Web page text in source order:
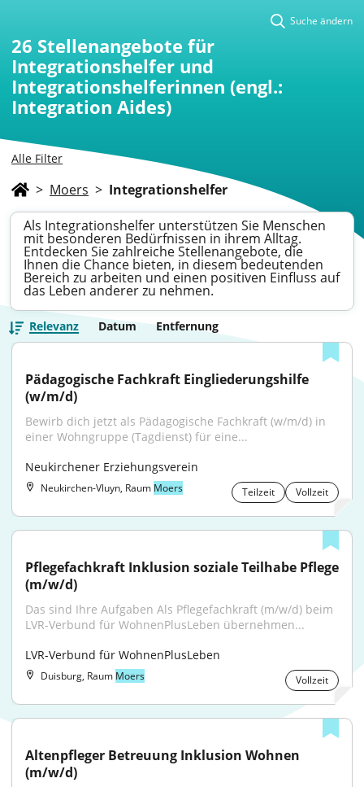
Alle Filter
Suche ändern
26 Stellenangebote für
Integrationshelfer und
Integrationshelferinnen (engl.:
Integration Aides)
> Moers > Integrationshelfer
Als Integrationshelfer unterstützen Sie Menschen
mit besonderen Bedürfnissen in ihrem Alltag.
Entdecken Sie zahlreiche Stellenangebote, die
Ihnen die Chance bieten, in diesem bedeutenden
Bereich zu arbeiten und einen positiven Einfluss auf
das Leben anderer zu nehmen.
Relevanz Datum Entfernung
Pädagogische Fachkraft Eingliederungshilfe
(w/m/d)
Bewirb dich jetzt als Pädagogische Fachkraft (w/m/d) in
einer Wohngruppe (Tagdienst) für eine...
Neukirchener Erziehungsverein
Neukirchen-Vluyn, Raum Moers Teilzeit Vollzeit
Pflegefachkraft Inklusion soziale Teilhabe Pflege
(m/w/d)
Das sind Ihre Aufgaben Als Pflegefachkraft (m/w/d) beim
LVR-Verbund für WohnenPlusLeben übernehmen...
LVR-Verbund für WohnenPlusLeben
Duisburg, Raum Moers Vollzeit
Altenpfleger Betreuung Inklusion Wohnen
(m/w/d)